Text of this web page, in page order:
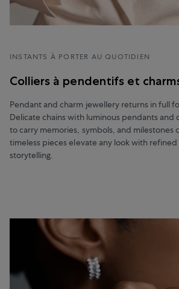
INSTANTS À PORTER AU QUOTIDIEN
Colliers à pendentifs et
Pendant and charm jewellery returns in full
Delicate chains with luminous pendants and
to carry memories, symbols, and milestones
timeless pieces elevate any look with
storytelling.